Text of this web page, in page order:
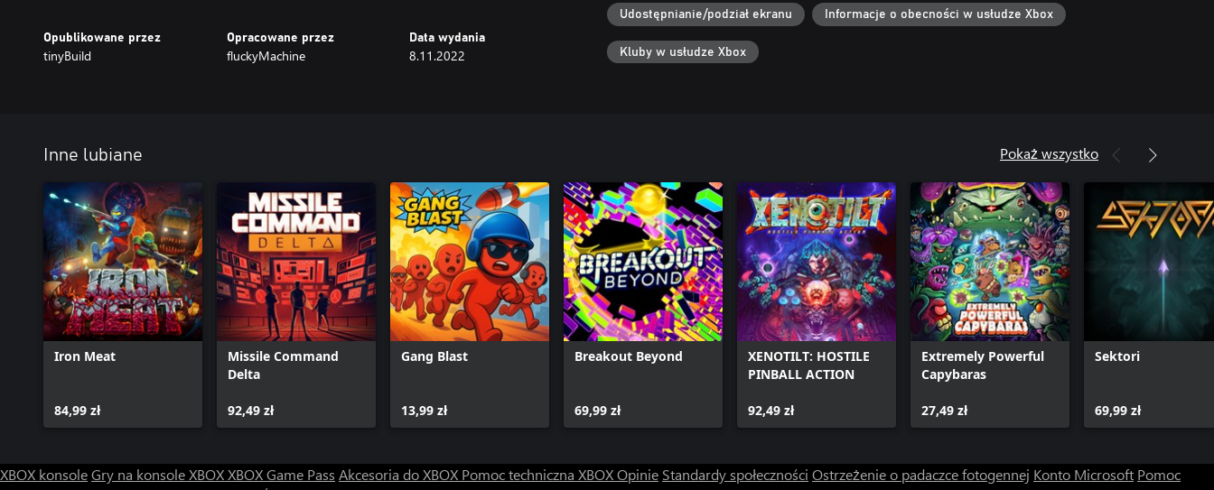
Opublikowane przez
tinyBuild
Opracowane przez
fluckyMachine
Data wydania
8.11.2022
Udostępnianie/podział ekranu Informacje o obecności w usłudze Xbox
Kluby w usłudze Xbox
Inne lubiane Pokaż wszystko
Iron Meat
84,99 zł
Missile Command
Delta
92,49 zł
Gang Blast
13,99 zł
Breakout Beyond
69,99 zł
XENOTILT: HOSTILE
PINBALL ACTION
92,49 zł
Extremely Powerful
Capybaras
27,49 zł
Sektori
69,99 zł
XBOX konsoleGry na konsole XBOXXBOX Game Pass Akcesoria do XBOX Pomoc techniczna XBOXOpinie Standardy społeczności Ostrzeżenie o padaczce fotogennej Konto Microsoft Pomoc